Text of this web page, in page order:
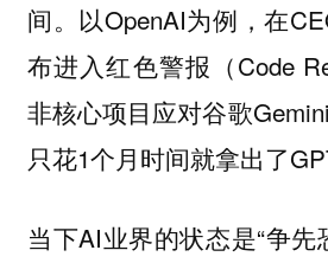
间。以OpenAI为例，在
布进入红色警报（Code
非核心项目应对谷歌
只花1个月时间就拿出了
当下AI业界的状态是“争先